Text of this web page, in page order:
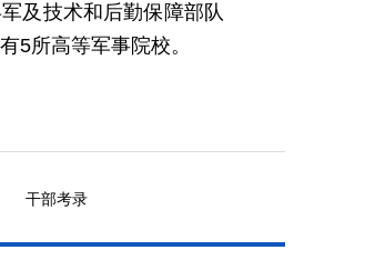
及技术和后勤保障部队
5所高等军事院校。
干部考录